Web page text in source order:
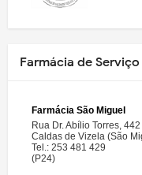
Farmácia de Serviço